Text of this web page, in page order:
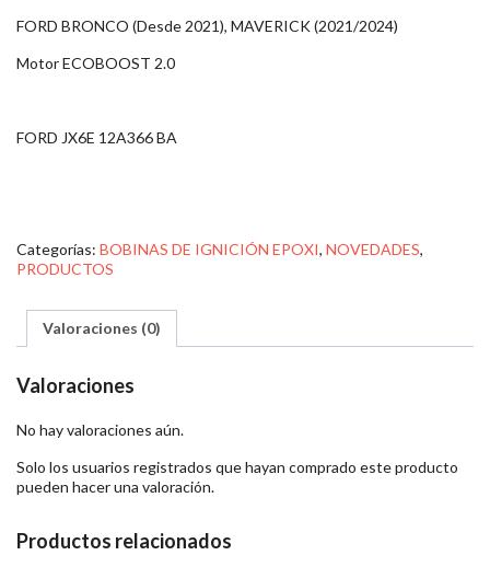
FORD BRONCO (Desde 2021), MAVERICK (2021/2024)
Motor ECOBOOST 2.0
FORD JX6E 12A366 BA
Categorías: BOBINAS DE IGNICIÓN EPOXI, NOVEDADES,
PRODUCTOS
Valoraciones (0)
Valoraciones
No hay valoraciones aún.
Solo los usuarios registrados que hayan comprado este producto
pueden hacer una valoración.
Productos relacionados